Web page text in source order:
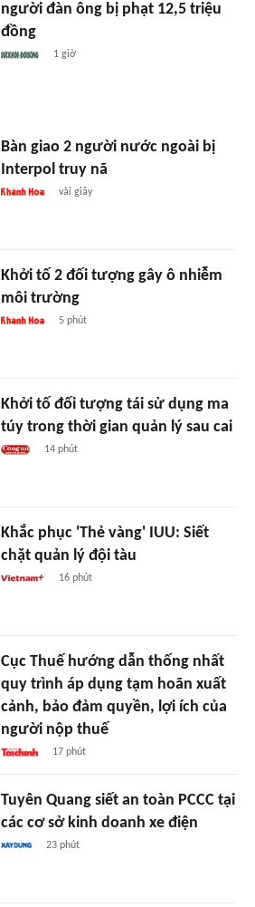
người đàn ông bị phạt 12,5 triệu
đồng
1 giờ
Bàn giao 2 người nước ngoài bị
Interpol truy nã
vài giây
Khởi tố 2 đối tượng gây ô nhiễm
môi trường
5 phút
Khởi tố đối tượng tái sử dụng ma
túy trong thời gian quản lý sau cai
14 phút
Khắc phục 'Thẻ vàng' IUU: Siết
chặt quản lý đội tàu
16 phút
Cục Thuế hướng dẫn thống nhất
quy trình áp dụng tạm hoãn xuất
cảnh, bảo đảm quyền, lợi ích của
người nộp thuế
17 phút
Tuyên Quang siết an toàn PCCC tại
các cơ sở kinh doanh xe điện
23 phút